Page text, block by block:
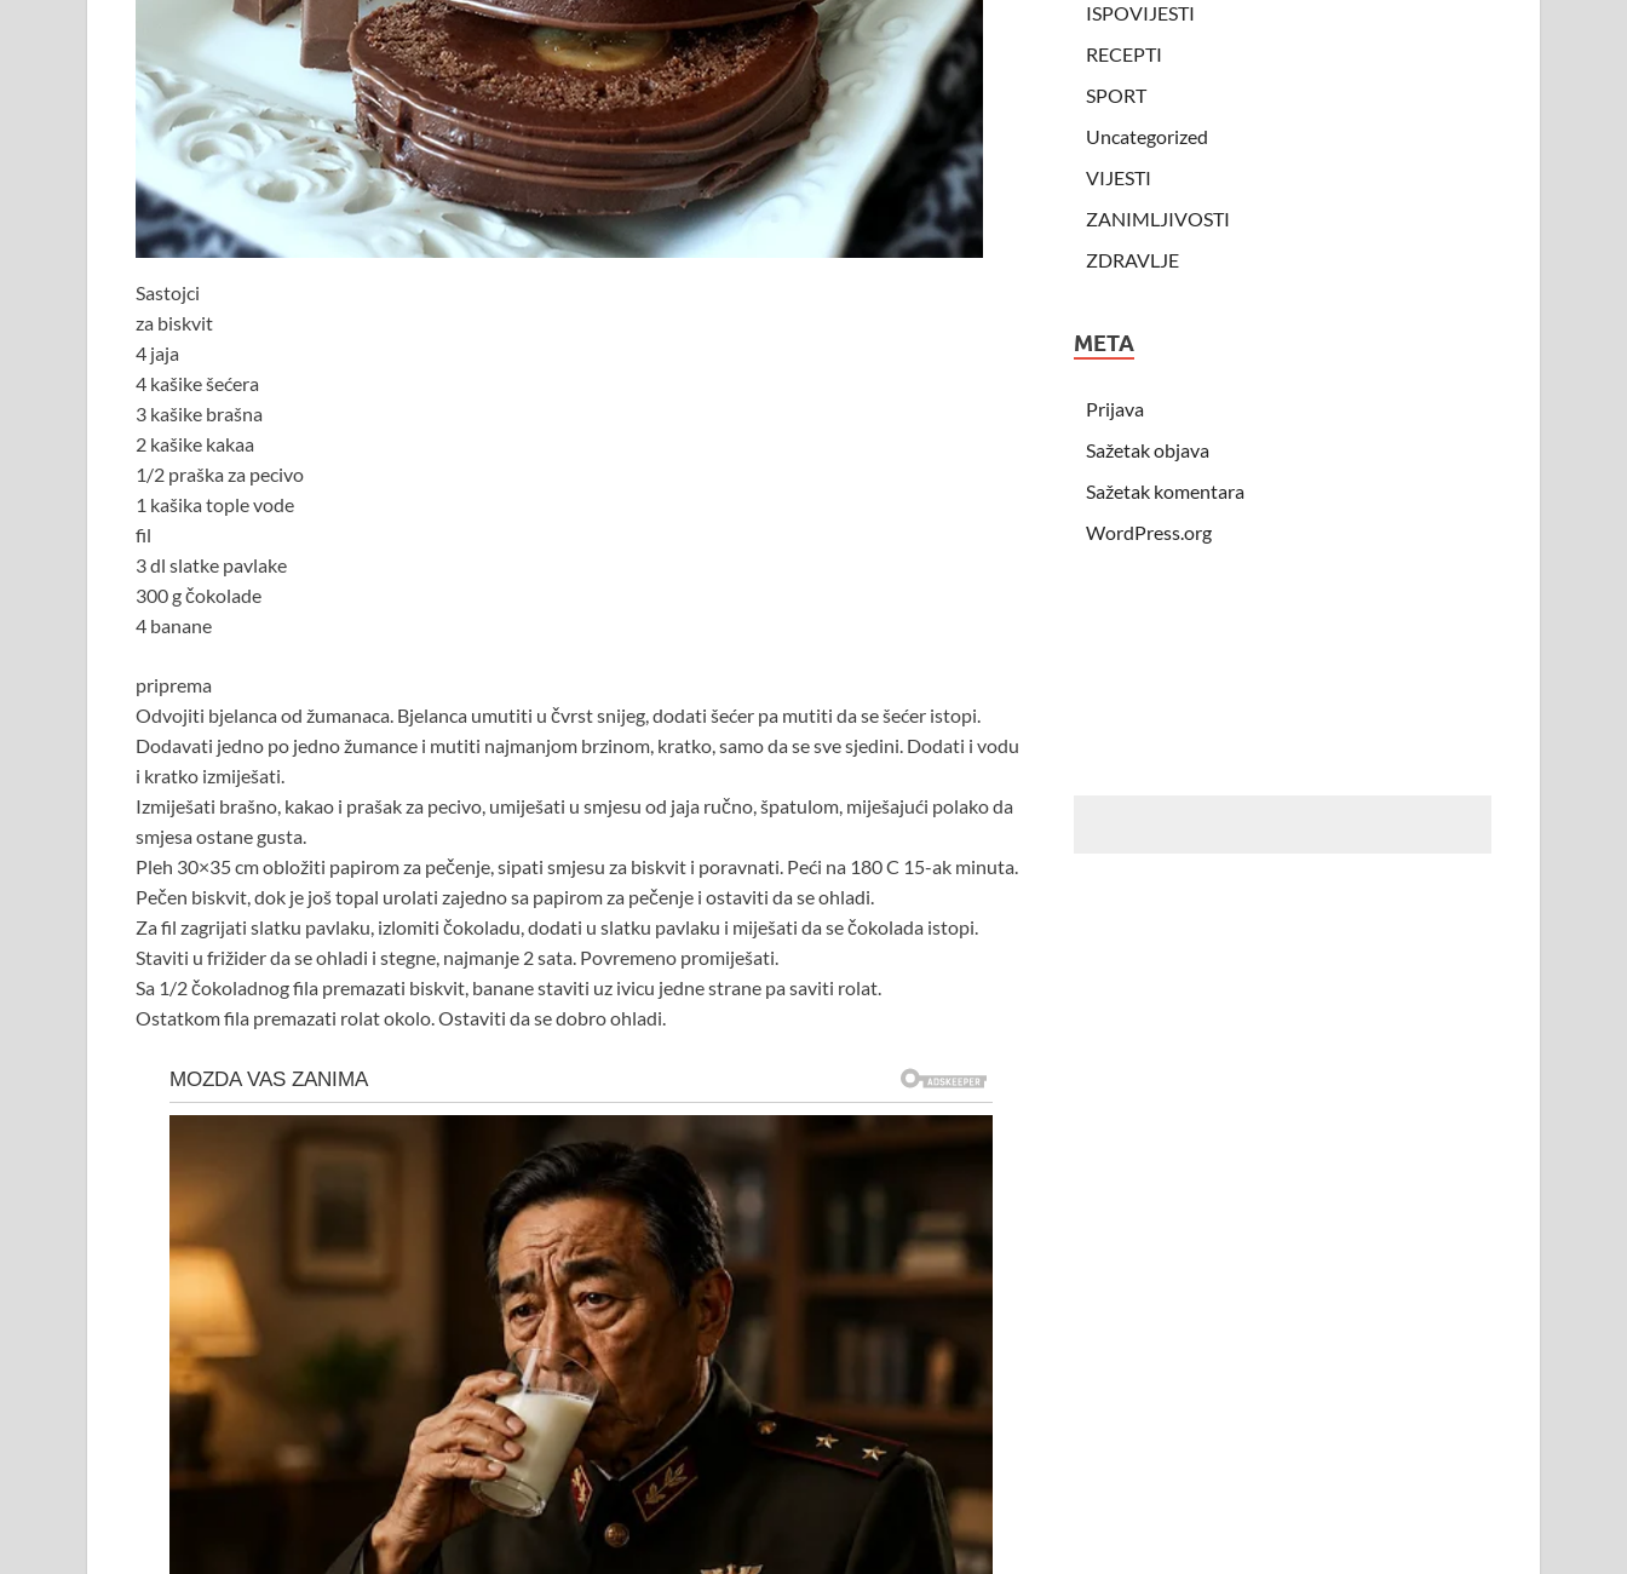
Sastojci
za biskvit
4 jaja
4 kašike šećera
3 kašike brašna
2 kašike kakaa
1/2 praška za pecivo
1 kašika tople vode
fil
3 dl slatke pavlake
300 g čokolade
4 banane
priprema
Odvojiti bjelanca od žumanaca. Bjelanca umutiti u čvrst snijeg, dodati šećer pa mutiti da se šećer istopi.
Dodavati jedno po jedno žumance i mutiti najmanjom brzinom, kratko, samo da se sve sjedini. Dodati i vodu
i kratko izmiješati.
Izmiješati brašno, kakao i prašak za pecivo, umiješati u smjesu od jaja ručno, špatulom, miješajući polako da
smjesa ostane gusta.
Pleh 30×35 cm obložiti papirom za pečenje, sipati smjesu za biskvit i poravnati. Peći na 180 C 15-ak minuta.
Pečen biskvit, dok je još topal urolati zajedno sa papirom za pečenje i ostaviti da se ohladi.
Za fil zagrijati slatku pavlaku, izlomiti čokoladu, dodati u slatku pavlaku i miješati da se čokolada istopi.
Staviti u frižider da se ohladi i stegne, najmanje 2 sata. Povremeno promiješati.
Sa 1/2 čokoladnog fila premazati biskvit, banane staviti uz ivicu jedne strane pa saviti rolat.
Ostatkom fila premazati rolat okolo. Ostaviti da se dobro ohladi.
ISPOVIJESTI
RECEPTI
SPORT
Uncategorized
VIJESTI
ZANIMLJIVOSTI
ZDRAVLJE
META
Prijava
Sažetak objava
Sažetak komentara
WordPress.org